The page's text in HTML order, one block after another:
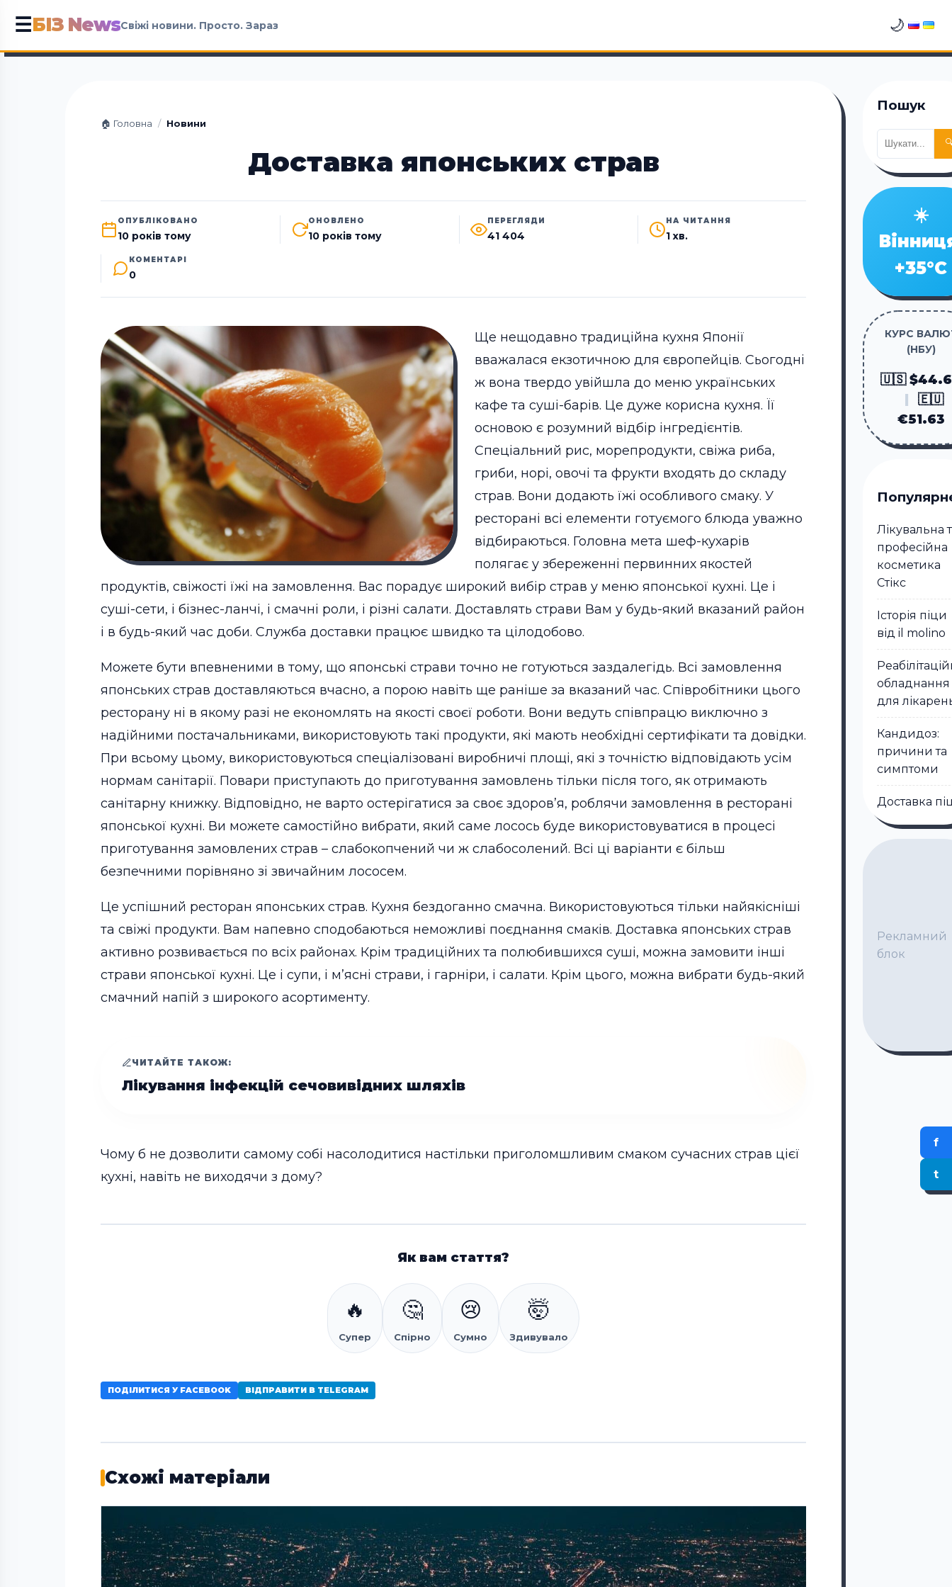
☰БІЗ NewsСвіжі новини. Просто. Зараз 🌙
🏠 Головна / Новини
Доставка японських страв
ОПУБЛІКОВАНО
10 років тому
ОНОВЛЕНО
10 років тому
ПЕРЕГЛЯДИ
41 404
НА ЧИТАННЯ
1 хв.
КОМЕНТАРІ
0
Ще нещодавно традиційна кухня Японії
вважалася екзотичною для європейців. Сьогодні
ж вона твердо увійшла до меню українських
кафе та суші-барів. Це дуже корисна кухня. Її
основою є розумний відбір інгредієнтів.
Спеціальний рис, морепродукти, свіжа риба,
гриби, норі, овочі та фрукти входять до складу
страв. Вони додають їжі особливого смаку. У
ресторані всі елементи готуємого блюда уважно
відбираються. Головна мета шеф-кухарів
полягає у збереженні первинних якостей
продуктів, свіжості їжі на замовлення. Вас порадує широкий вибір страв у меню японської кухні. Це і
суші-сети, і бізнес-ланчі, і смачні роли, і різні салати. Доставлять страви Вам у будь-який вказаний район
і в будь-який час доби. Служба доставки працює швидко та цілодобово.
Можете бути впевненими в тому, що японські страви точно не готуються заздалегідь. Всі замовлення
японських страв доставляються вчасно, а порою навіть ще раніше за вказаний час. Співробітники цього
ресторану ні в якому разі не економлять на якості своєї роботи. Вони ведуть співпрацю виключно з
надійними постачальниками, використовують такі продукти, які мають необхідні сертифікати та довідки.
При всьому цьому, використовуються спеціалізовані виробничі площі, які з точністю відповідають усім
нормам санітарії. Повари приступають до приготування замовлень тільки після того, як отримають
санітарну книжку. Відповідно, не варто остерігатися за своє здоров’я, роблячи замовлення в ресторані
японської кухні. Ви можете самостійно вибрати, який саме лосось буде використовуватися в процесі
приготування замовлених страв – слабокопчений чи ж слабосолений. Всі ці варіанти є більш
безпечними порівняно зі звичайним лососем.
Це успішний ресторан японських страв. Кухня бездоганно смачна. Використовуються тільки найякісніші
та свіжі продукти. Вам напевно сподобаються неможливі поєднання смаків. Доставка японських страв
активно розвивається по всіх районах. Крім традиційних та полюбившихся суші, можна замовити інші
страви японської кухні. Це і супи, і м’ясні страви, і гарніри, і салати. Крім цього, можна вибрати будь-який
смачний напій з широкого асортименту.
ЧИТАЙТЕ ТАКОЖ:
Лікування інфекцій сечовивідних шляхів
Чому б не дозволити самому собі насолодитися настільки приголомшливим смаком сучасних страв цієї
кухні, навіть не виходячи з дому?
Як вам стаття?
🔥
Супер
🤔
Спірно
😢
Сумно
🤯
Здивувало
ПОДІЛИТИСЯ У FACEBOOK ВІДПРАВИТИ В TELEGRAM
Схожі матеріали
Пошук
☀️
+35°C
КУРС
(НБУ)
🇺🇸
🇪🇺
€51.63
Лікувальна
професійна
косметика
Стікc
Історія піци
від il molino
обладнання
для
Кандидоз:
причини та
симптоми
Доставка
Рекламний
блок
f
t